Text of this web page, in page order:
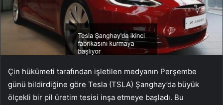
Çin hükümeti tarafından işletilen medyanın Perşembe
günü bildirdiğine göre Tesla (TSLA) Şanghay’da büyük
ölçekli bir pil üretim tesisi inşa etmeye başladı. Bu